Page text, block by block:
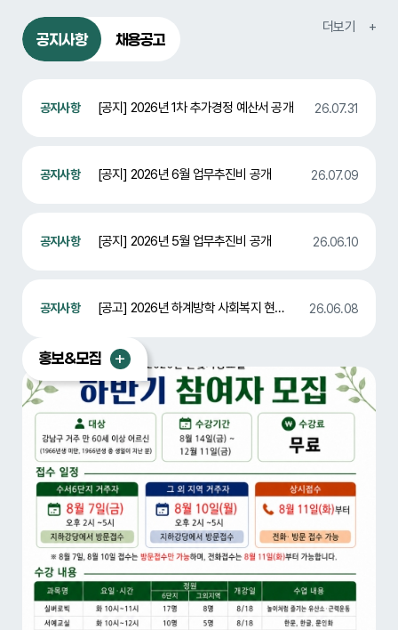
공지사항 채용공고
[공지] 2026년 1차 추가경정 예산서 공개 26.07.31
[공지] 2026년 6월 업무추진비 공개 26.07.09
[공지] 2026년 5월 업무추진비 공개 26.06.10
[공고] 2026년 하계방학 사회복지 현장실습생 합격자 발표 26.06.08
홍보&모집